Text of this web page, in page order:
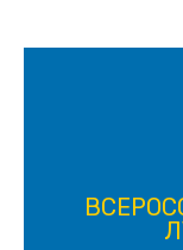
для